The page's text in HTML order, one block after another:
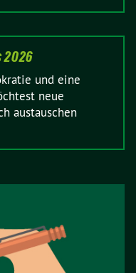
2026
und eine
neue
austauschen